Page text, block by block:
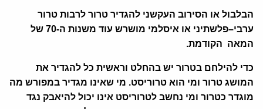
הבלבול או הסירוב העקשני להגדיר טרור לרבות טרור
ערבי–פלשתיני או איסלמי מושרש עוד משנות ה-70
של
המאה הקודמת.
כדי להילחם בטרור יש בהחלט וראשית כל להגדיר את
המושג טרור ומי הוא טרוריסט. מי שאינו מגדיר במפורש מה
מוגדר כטרור ומי נחשב לטרוריסט אינו יכול להיאבק נגד